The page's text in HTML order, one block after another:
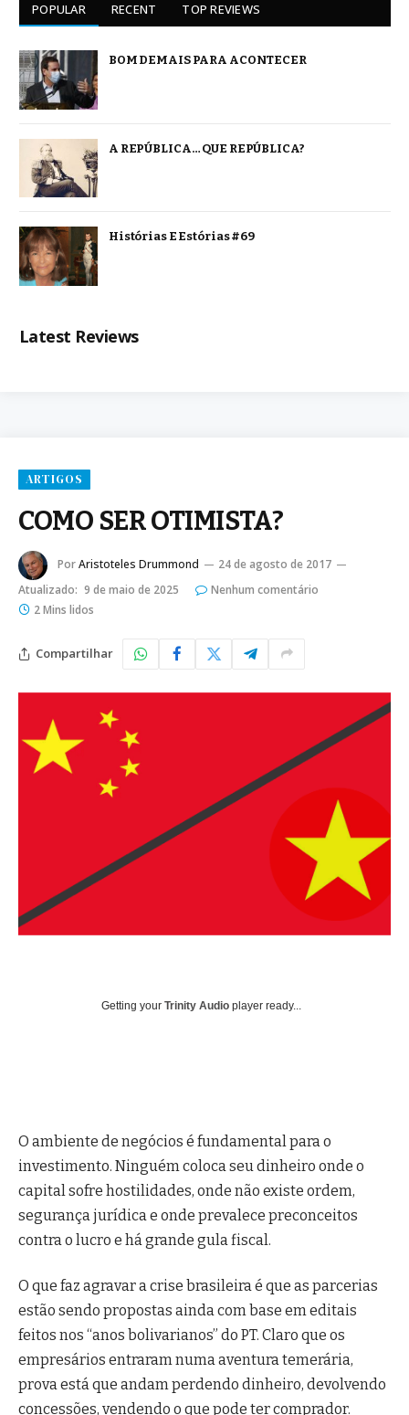
POPULAR RECENT TOP REVIEWS
BOM DEMAIS PARA ACONTECER
A REPÚBLICA… QUE REPÚBLICA?
Histórias E Estórias #69
Latest Reviews
ARTIGOS
COMO SER OTIMISTA?
PorAristoteles Drummond
24 de agosto de 2017
Atualizado: 9 de maio de 2025
Nenhum comentário
2 Mins lidos
Compartilhar
Getting your Trinity Audio player ready...
O ambiente de negócios é fundamental para o
investimento. Ninguém coloca seu dinheiro onde o
capital sofre hostilidades, onde não existe ordem,
segurança jurídica e onde prevalece preconceitos
contra o lucro e há grande gula fiscal.
O que faz agravar a crise brasileira é que as parcerias
estão sendo propostas ainda com base em editais
feitos nos “anos bolivarianos” do PT. Claro que os
empresários entraram numa aventura temerária,
prova está que andam perdendo dinheiro, devolvendo
concessões, vendendo o que pode ter comprador.